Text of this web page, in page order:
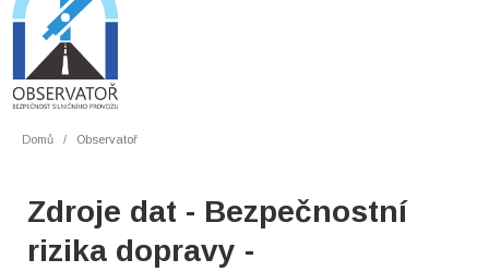
Domů Observatoř
Zdroje dat - Bezpečnostní
rizika dopravy -